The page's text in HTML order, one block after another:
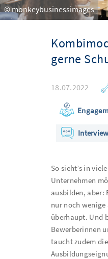
© monkeybusinessimages
gerne
18.07.2022
So sieht’s in
Unternehmen
ausbilden, aber:
nur noch
überhaupt. Und
Bewerberinnen
taucht zudem